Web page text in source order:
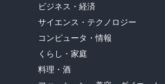
ビジネス・経済
サイエンス・テクノロジー
コンピュータ・情報
くらし・家庭
料理・酒